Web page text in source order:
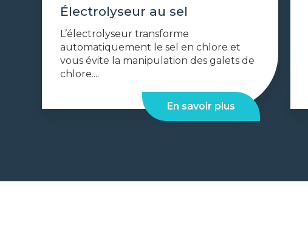
Électrolyseur au sel
L’électrolyseur transforme
automatiquement le sel en chlore et
vous évite la manipulation des galets de
chlore....
En savoir plus